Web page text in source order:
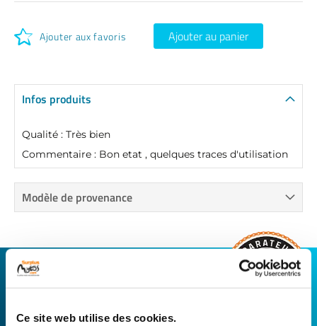
Ce site web utilise des cookies.
Ajouter aux favoris Ajouter au panier
Infos produits
Qualité : Très bien
Commentaire : Bon etat , quelques traces d'utilisation
Modèle de provenance
CONNECTEZ-VOUS AVEC VOTRE
RÉPARATEUR FAVORI